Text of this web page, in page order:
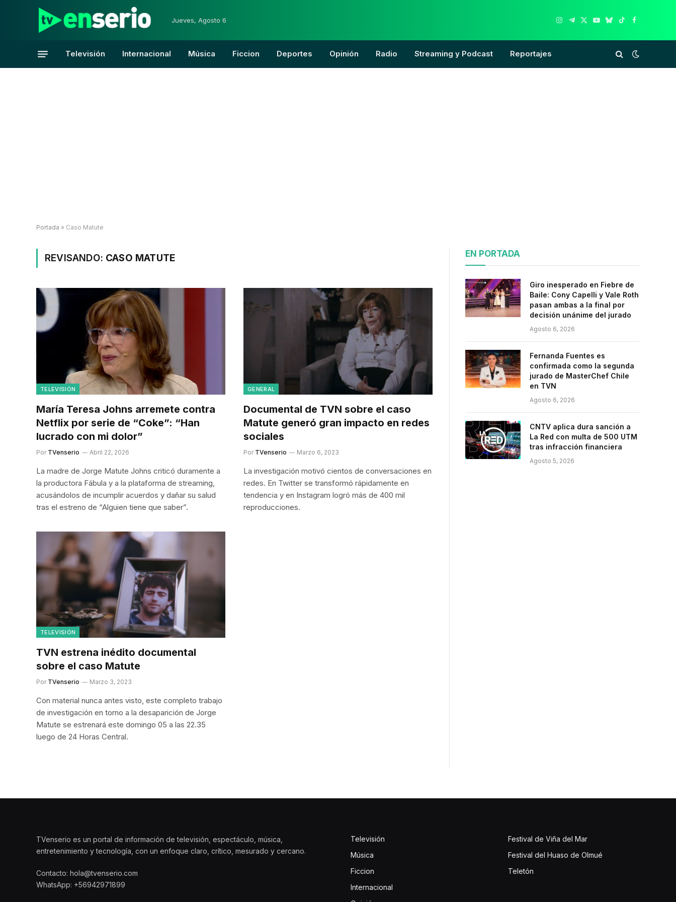
Jueves, Agosto 6
Instagram
Telegram
X
YouTube
Bluesky
TikTokFacebook
Televisión Internacional Música Ficcion Deportes Opinión Radio Streaming y Podcast Reportajes
Portada » Caso Matute
REVISANDO: CASO MATUTE
TELEVISIÓN
María Teresa Johns arremete contra
Netflix por serie de “Coke”: “Han
lucrado con mi dolor”
Por TVenserio Abril 22, 2026
La madre de Jorge Matute Johns criticó duramente a
la productora Fábula y a la plataforma de streaming,
acusándolos de incumplir acuerdos y dañar su salud
tras el estreno de “Alguien tiene que saber”.
GENERAL
Documental de TVN sobre el caso
Matute generó gran impacto en redes
sociales
Por TVenserio Marzo 6, 2023
La investigación motivó cientos de conversaciones en
redes. En Twitter se transformó rápidamente en
tendencia y en Instagram logró más de 400 mil
reproducciones.
TELEVISIÓN
TVN estrena inédito documental
sobre el caso Matute
Por TVenserio Marzo 3, 2023
Con material nunca antes visto, este completo trabajo
de investigación en torno a la desaparición de Jorge
Matute se estrenará este domingo 05 a las 22.35
luego de 24 Horas Central.
EN PORTADA
Giro inesperado en Fiebre de
Baile: Cony Capelli y Vale Roth
pasan ambas a la final por
decisión unánime del jurado
Agosto 6, 2026
Fernanda Fuentes es
confirmada como la segunda
jurado de MasterChef Chile
en TVN
Agosto 6, 2026
CNTV aplica dura sanción a
La Red con multa de 500 UTM
tras infracción financiera
Agosto 5, 2026
TVenserio es un portal de información de televisión, espectáculo, música,
entretenimiento y tecnología, con un enfoque claro, crítico, mesurado y cercano.
Contacto: hola@tvenserio.com
WhatsApp: +56942971899
Televisión
Música
Ficcion
Internacional
Festival de Viña del Mar
Festival del Huaso de Olmué
Teletón